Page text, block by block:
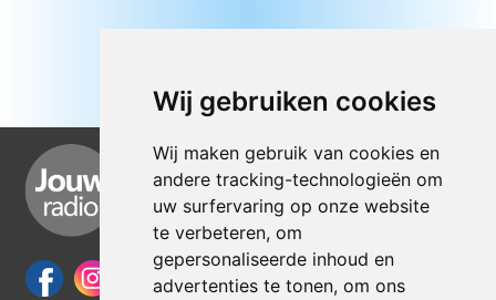
Wij gebruiken cookies
Wij maken gebruik van cookies en
andere tracking-technologieën om
uw surfervaring op onze website
te verbeteren, om
gepersonaliseerde inhoud en
advertenties te tonen, om ons